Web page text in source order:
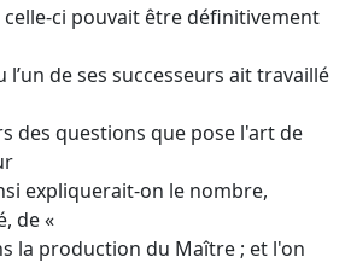
ci pouvait être définitivement
de ses successeurs ait travaillé
des questions que pose l'art de
expliquerait-on le nombre,
de «
la production du Maître ; et l'on